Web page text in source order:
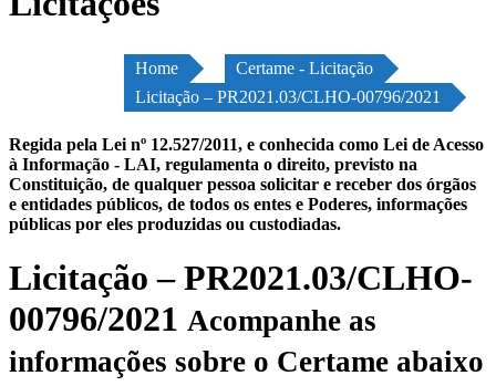
Home
Certame - Licitação
Licitação – PR2021.03/CLHO-00796/2021
Regida pela Lei nº 12.527/2011, e conhecida como Lei de Acesso
à Informação - LAI, regulamenta o direito, previsto na
Constituição, de qualquer pessoa solicitar e receber dos órgãos
e entidades públicos, de todos os entes e Poderes, informações
públicas por eles produzidas ou custodiadas.
Licitação – PR2021.03/CLHO-
00796/2021 Acompanhe as
informações sobre o Certame abaixo